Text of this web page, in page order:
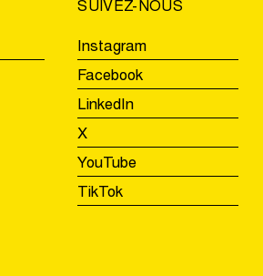
Aalter
et
Zulte
SUIVEZ-NOUS
Instagram
Facebook
LinkedIn
X
YouTube
TikTok